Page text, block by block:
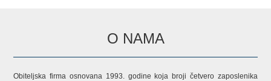
O NAMA
Obiteljska firma osnovana 1993. godine koja broji četvero zaposlenika